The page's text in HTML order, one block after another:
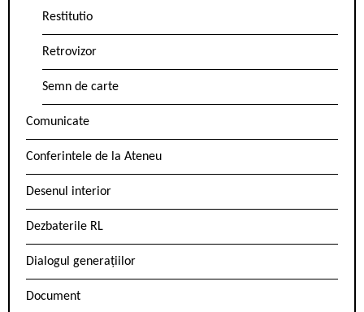
Restitutio
Retrovizor
Semn de carte
Comunicate
Conferintele de la Ateneu
Desenul interior
Dezbaterile RL
Dialogul generațiilor
Document